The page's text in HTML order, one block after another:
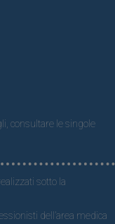
consultare le singole
sotto la
dell’area medica